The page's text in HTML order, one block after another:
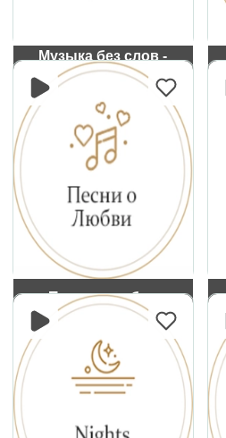
Музыка без слов -
Монте-Карло
Песни о любви